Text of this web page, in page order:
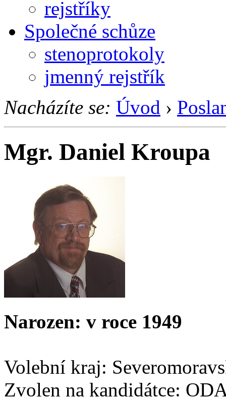
rejstříky
Společné schůze
stenoprotokoly
jmenný rejstřík
Nacházíte se: Úvod ›
Mgr. Daniel Kroupa
Narozen: v roce 1949
Volební kraj:
Zvolen na kandidátce: